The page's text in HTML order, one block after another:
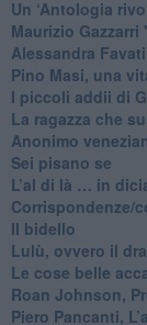
Un ‘Antologia
​Maurizio
​Alessandra
​Pino Masi, una
​I piccoli addii di
​La ragazza che
​Anonimo
​Sei pisano se
​L’al di là … in
Corrispondenze/
Il bidello
Lulù, ovvero il
Le cose belle
Roan Johnson,
Piero Pancanti,